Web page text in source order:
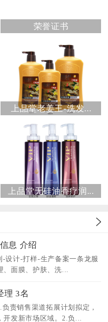
荣誉证书
上品堂老姜王-洗发...
上品堂无硅油香疗润...
息 介绍
-设计-打样-生产备案一条龙服
、面膜、护肤、洗...
理 3名
负责销售渠道拓展计划拟定，
开发新市场区域。2.负...